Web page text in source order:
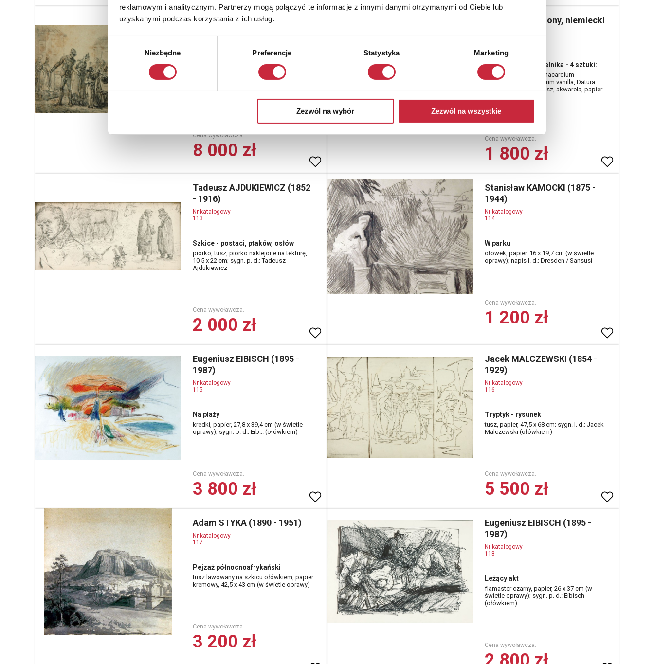
reklamowym i analitycznym. Partnerzy mogą połączyć te informacje z innymi danymi otrzymanymi od Ciebie lub
uzyskanymi podczas korzystania z ich usług.
Niezbędne Preferencje Statystyka Marketing
Zezwól na wybór Zezwól na wszystkie
Jan Piotr NORBLIN (1745 -
10,1 cm; dat. p. g.: 1814. (ołówkiem)
Cena wywoławcza.
8 000 zł
Autor nieokreślony, niemiecki
Projekty kart do zielnika - 4 sztuki:
Atropa Belladonna, Anacardium
occidentale, Epidendrum vanilla, Datura
Aramanium; piórko, tusz, akwarela, papier
Cena wywoławcza.
1 800 zł
Tadeusz AJDUKIEWICZ (1852
- 1916)
Nr katalogowy
113
Szkice - postaci, ptaków, osłów
piórko, tusz, piórko naklejone na tekturę,
10,5 x 22 cm; sygn. p. d.: Tadeusz
Ajdukiewicz
Cena wywoławcza.
2 000 zł
Stanisław KAMOCKI (1875 -
1944)
Nr katalogowy
114
W parku
ołówek, papier, 16 x 19,7 cm (w świetle
oprawy); napis l. d.: Dresden / Sansusi
Cena wywoławcza.
1 200 zł
Eugeniusz EIBISCH (1895 -
1987)
Nr katalogowy
115
Na plaży
kredki, papier, 27,8 x 39,4 cm (w świetle
oprawy); sygn. p. d.: Eib... (ołówkiem)
Cena wywoławcza.
3 800 zł
Jacek MALCZEWSKI (1854 -
1929)
Nr katalogowy
116
Tryptyk - rysunek
tusz, papier, 47,5 x 68 cm; sygn. l. d.: Jacek
Malczewski (ołówkiem)
Cena wywoławcza.
5 500 zł
Adam STYKA (1890 - 1951)
Nr katalogowy
117
Pejzaż północnoafrykański
tusz lawowany na szkicu ołówkiem, papier
kremowy, 42,5 x 43 cm (w świetle oprawy)
Cena wywoławcza.
3 200 zł
Eugeniusz EIBISCH (1895 -
1987)
Nr katalogowy
118
Leżący akt
flamaster czarny, papier, 26 x 37 cm (w
świetle oprawy); sygn. p. d.: Eibisch
(ołówkiem)
Cena wywoławcza.